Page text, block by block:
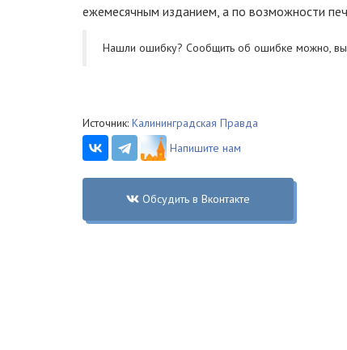
ежемесячным изданием, а по возможности
Нашли ошибку? Cообщить об ошибке можно,
Источник: Калининградская Правда
Напишите нам
Обсудить в Вконтакте